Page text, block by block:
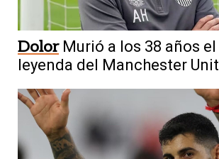
Dolor Murió a los 38 años
leyenda del Manchester